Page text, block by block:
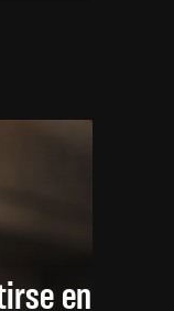
en